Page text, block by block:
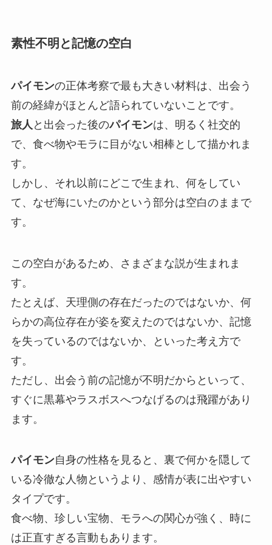
素性不明と記憶の空白
パイモンの正体考察で最も大きい材料は、出会う
前の経緯がほとんど語られていないことです。
旅人 と出会った後のパイモンは、明るく社交的
で、食べ物やモラに目がない相棒として描かれま
す。
しかし、それ以前にどこで生まれ、何をしてい
て、なぜ海にいたのかという部分は空白のままで
す。
この空白があるため、さまざまな説が生まれま
す。
たとえば、天理側の存在だったのではないか、何
らかの高位存在が姿を変えたのではないか、記憶
を失っているのではないか、といった考え方で
す。
ただし、出会う前の記憶が不明だからといって、
すぐに黒幕やラスボスへつなげるのは飛躍があり
ます。
パイモン自身の性格を見ると、裏で何かを隠して
いる冷徹な人物というより、感情が表に出やすい
タイプです。
食べ物、珍しい宝物、モラへの関心が強く、時に
は正直すぎる言動もあります。